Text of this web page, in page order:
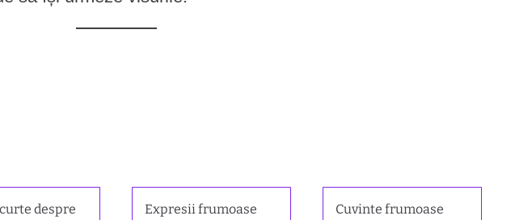
despre
Expresii frumoase
Cuvinte frumoase